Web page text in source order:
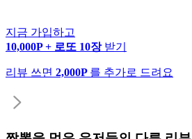
지금 가입하고
10,000P + 로또 10장 받기
리뷰 쓰면 2,000P 를 추가로 드려요